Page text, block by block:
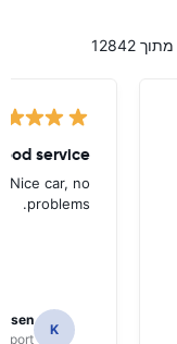
service.
Nice car, no
problems.
K